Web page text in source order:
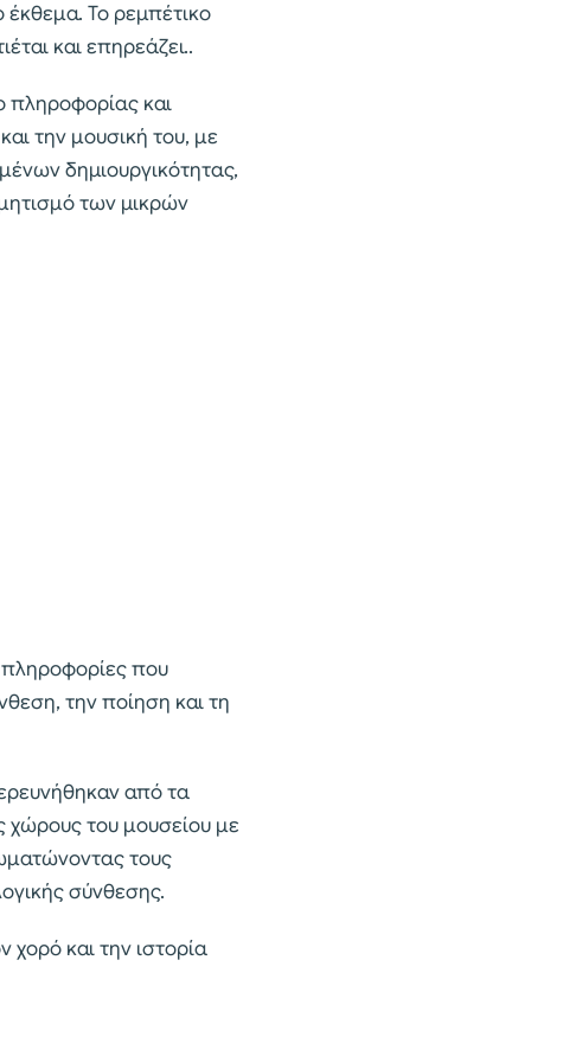
Το ρεμπέτικο
και επηρεάζει..
πληροφορίας και
την μουσική του, με
δημιουργικότητας,
των μικρών
πληροφορίες που
την ποίηση και τη
από τα
χώρους του μουσείου με
τους
σύνθεσης.
και την ιστορία